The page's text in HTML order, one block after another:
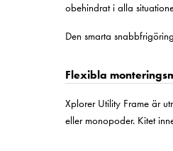
obehindrat i alla
Den smarta
Flexibla
Xplorer Utility Frame är
eller monopoder. Kitet